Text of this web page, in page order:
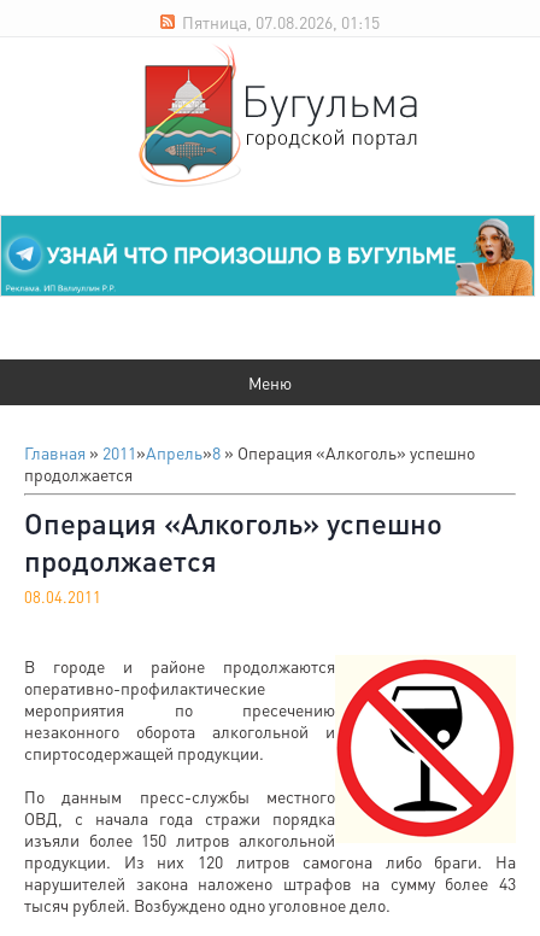
Пятница, 07.08.2026, 01:15
Главная » 2011»Апрель»8 » Операция «Алкоголь» успешно
продолжается
Операция «Алкоголь» успешно
продолжается
08.04.2011
В городе и районе продолжаются
оперативно-профилактические
мероприятия по пресечению
незаконного оборота алкогольной и
спиртосодержащей продукции.
По данным пресс-службы местного
ОВД, с начала года стражи порядка
изъяли более 150 литров алкогольной
продукции. Из них 120 литров самогона либо браги. На
нарушителей закона наложено штрафов на сумму более 43
тысяч рублей. Возбуждено одно уголовное дело.